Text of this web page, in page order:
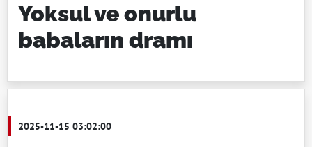
Yoksul ve onurlu
babaların dramı
2025-11-15 03:02:00